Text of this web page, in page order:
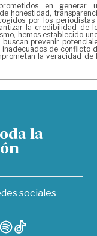
en generar
honestidad,
por los periodistas
la credibilidad de
hemos establecido
prevenir
de conflicto
la veracidad de
la
sociales